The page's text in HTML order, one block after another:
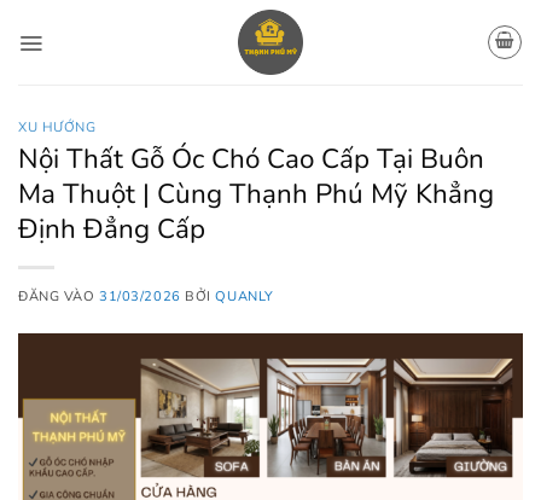
qua
XU HƯỚNG
Nội Thất Gỗ Óc Chó Cao Cấp Tại Buôn
Ma Thuột | Cùng Thạnh Phú Mỹ Khẳng
Định Đẳng Cấp
ĐĂNG VÀO31/03/2026 BỞIQUANLY